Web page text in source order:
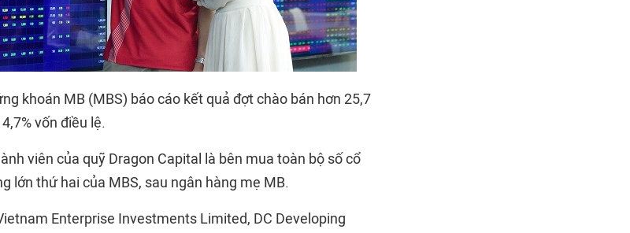
khoán MB (MBS) báo cáo kết quả đợt chào bán hơn 25,7
vốn điều lệ.
viên của quỹ Dragon Capital là bên mua toàn bộ số cổ
lớn thứ hai của MBS, sau ngân hàng mẹ MB.
Enterprise Investments Limited, DC Developing